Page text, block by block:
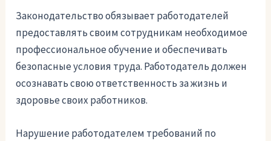
Законодательство обязывает работодателей
предоставлять своим сотрудникам необходимое
профессиональное обучение и обеспечивать
безопасные условия труда. Работодатель должен
осознавать свою ответственность за жизнь и
здоровье своих работников.
Нарушение работодателем требований по